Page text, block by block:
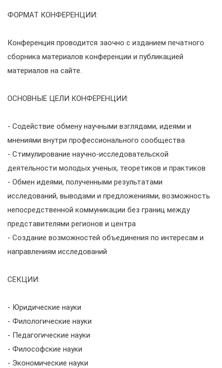
ФОРМАТ КОНФЕРЕНЦИИ:
Конференция проводится заочно с изданием печатного
сборника материалов конференции и публикацией
материалов на сайте.
ОСНОВНЫЕ ЦЕЛИ КОНФЕРЕНЦИИ:
- Содействие обмену научными взглядами, идеями и
мнениями внутри профессионального сообщества
- Стимулирование научно-исследовательской
деятельности молодых ученых, теоретиков и практиков
- Обмен идеями, полученными результатами
исследований, выводами и предложениями, возможность
непосредственной коммуникации без границ между
представителями регионов и центра
- Создание возможностей объединения по интересам и
направлениям исследований
СЕКЦИИ:
- Юридические науки
- Филологические науки
- Педагогические науки
- Философские науки
- Экономические науки